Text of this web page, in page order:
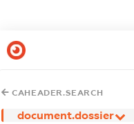
CAHEADER.SEARCH
document.dossier